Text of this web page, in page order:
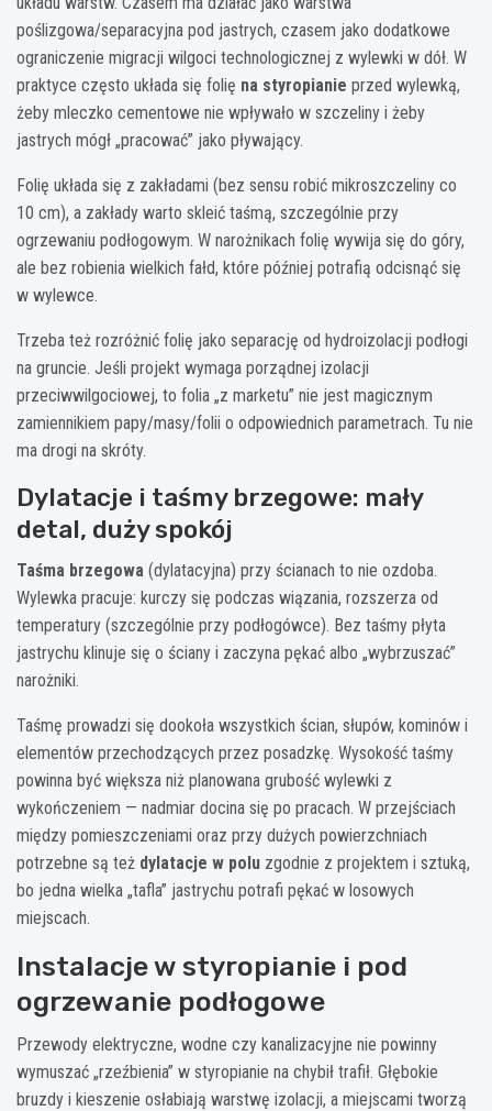
poślizgowa/separacyjna pod jastrych, czasem jako dodatkowe
ograniczenie migracji wilgoci technologicznej z wylewki w dół. W
praktyce często układa się folię na styropianie przed wylewką,
żeby mleczko cementowe nie wpływało w szczeliny i żeby
jastrych mógł „pracować” jako pływający.
Folię układa się z zakładami (bez sensu robić mikroszczeliny co
10 cm), a zakłady warto skleić taśmą, szczególnie przy
ogrzewaniu podłogowym. W narożnikach folię wywija się do góry,
ale bez robienia wielkich fałd, które później potrafią odcisnąć się
w wylewce.
Trzeba też rozróżnić folię jako separację od hydroizolacji podłogi
na gruncie. Jeśli projekt wymaga porządnej izolacji
przeciwwilgociowej, to folia „z marketu” nie jest magicznym
zamiennikiem papy/masy/folii o odpowiednich parametrach. Tu nie
ma drogi na skróty.
Dylatacje i taśmy brzegowe: mały
detal, duży spokój
Taśma brzegowa (dylatacyjna) przy ścianach to nie ozdoba.
Wylewka pracuje: kurczy się podczas wiązania, rozszerza od
temperatury (szczególnie przy podłogówce). Bez taśmy płyta
jastrychu klinuje się o ściany i zaczyna pękać albo „wybrzuszać”
narożniki.
Taśmę prowadzi się dookoła wszystkich ścian, słupów, kominów i
elementów przechodzących przez posadzkę. Wysokość taśmy
powinna być większa niż planowana grubość wylewki z
wykończeniem — nadmiar docina się po pracach. W przejściach
między pomieszczeniami oraz przy dużych powierzchniach
potrzebne są też dylatacje w polu zgodnie z projektem i sztuką,
bo jedna wielka „tafla” jastrychu potrafi pękać w losowych
miejscach.
Instalacje w styropianie i pod
ogrzewanie podłogowe
Przewody elektryczne, wodne czy kanalizacyjne nie powinny
wymuszać „rzeźbienia” w styropianie na chybił trafił. Głębokie
bruzdy i kieszenie osłabiają warstwę izolacji, a miejscami tworzą